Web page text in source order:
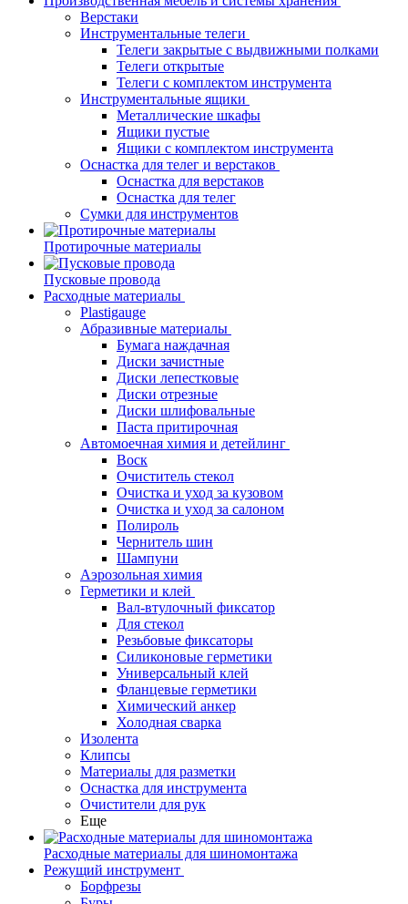
Верстаки
Инструментальные телеги
Телеги закрытые с выдвижными полками
Телеги открытые
Телеги с комплектом инструмента
Инструментальные ящики
Металлические шкафы
Ящики пустые
Ящики с комплектом инструмента
Оснастка для телег и верстаков
Оснастка для верстаков
Оснастка для телег
Сумки для инструментов
Протирочные материалы
Пусковые провода
Расходные материалы
Plastigauge
Абразивные материалы
Бумага наждачная
Диски зачистные
Диски лепестковые
Диски отрезные
Диски шлифовальные
Паста притирочная
Автомоечная химия и детейлинг
Воск
Очиститель стекол
Очистка и уход за кузовом
Очистка и уход за салоном
Полироль
Чернитель шин
Шампуни
Аэрозольная химия
Герметики и клей
Вал-втулочный фиксатор
Для стекол
Резьбовые фиксаторы
Силиконовые герметики
Универсальный клей
Фланцевые герметики
Химический анкер
Холодная сварка
Изолента
Клипсы
Материалы для разметки
Оснастка для инструмента
Очистители для рук
Еще
Расходные материалы для шиномонтажа
Режущий инструмент
Борфрезы